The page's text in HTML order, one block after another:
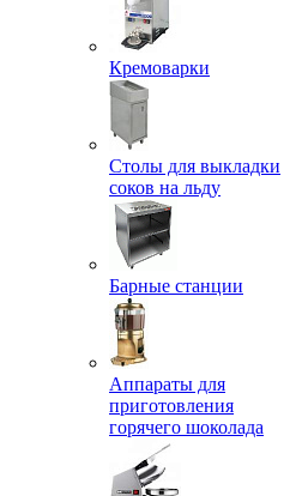
Кремоварки
Столы для выкладки
соков на льду
Барные станции
Аппараты для
приготовления
горячего шоколада